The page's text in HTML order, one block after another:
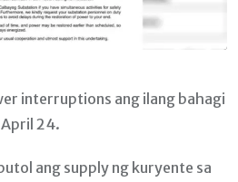
interruptions ang ilang bahagi
April 24.
ang supply ng kuryente sa